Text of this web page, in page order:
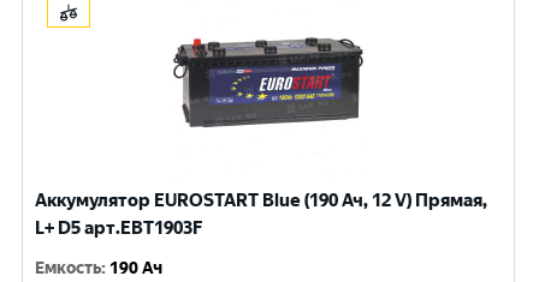
Аккумулятор EUROSTART Blue (190 Ач, 12 V) Прямая,
L+ D5 арт.EBT1903F
Емкость: 190 Ач